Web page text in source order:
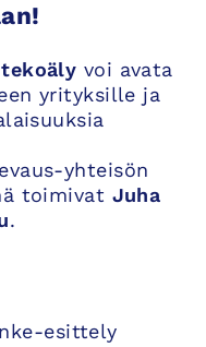
tekoäly voi avata
yrityksille ja
yhteisön
toimivat Juha
.
esittely